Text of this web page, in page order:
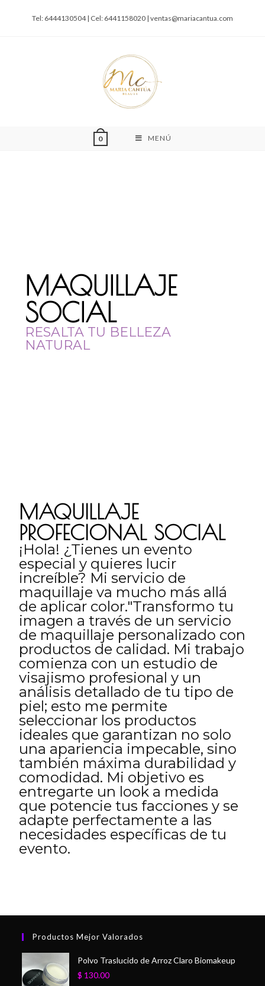
Tel: 6444130504 | Cel: 6441158020 | ventas@mariacantua.com
0 MENÚ
MAQUILLAJE
SOCIAL
RESALTA TU BELLEZA
NATURAL
MAQUILLAJE
PROFECIONAL SOCIAL
¡Hola! ¿Tienes un evento
especial y quieres lucir
increíble? Mi servicio de
maquillaje va mucho más allá
de aplicar color."Transformo tu
imagen a través de un servicio
de maquillaje personalizado con
productos de calidad. Mi trabajo
comienza con un estudio de
visajismo profesional y un
análisis detallado de tu tipo de
piel; esto me permite
seleccionar los productos
ideales que garantizan no solo
una apariencia impecable, sino
también máxima durabilidad y
comodidad. Mi objetivo es
entregarte un look a medida
que potencie tus facciones y se
adapte perfectamente a las
necesidades específicas de tu
evento.
Productos Mejor Valorados
Polvo Traslucido de Arroz Claro Biomakeup
$ 130.00